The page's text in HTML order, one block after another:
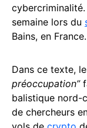
semaine lors du
Bains, en France.
Dans ce texte,
préoccupation”
balistique nord-
de chercheurs